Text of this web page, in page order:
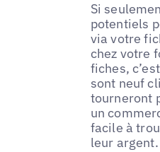
Si
potentiels
via votre
chez votre
fiches,
sont neuf
tourneront
un
facile à
leur argent.